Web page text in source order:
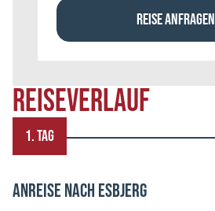
REISEVERLAUF
1. TAG
ANREISE NACH ESBJERG
REISE ANFRAGEN